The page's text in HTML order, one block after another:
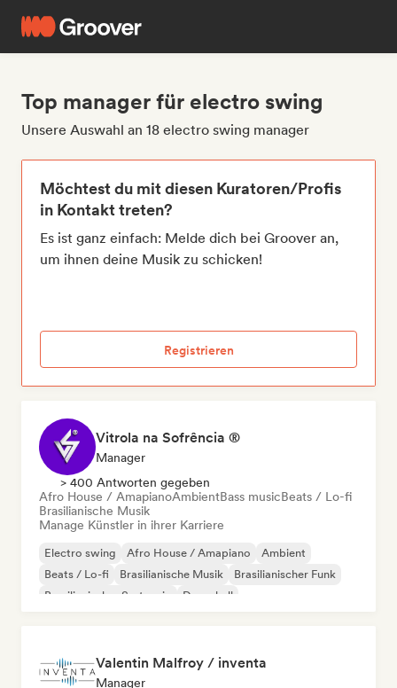
Top manager für electro swing
Unsere Auswahl an 18 electro swing manager
Möchtest du mit diesen Kuratoren/Profis
in Kontakt treten?
Es ist ganz einfach: Melde dich bei Groover an,
um ihnen deine Musik zu schicken!
Registrieren
Vitrola na Sofrência ®
Manager
> 400 Antworten gegeben
Afro House / AmapianoAmbientBass musicBeats / Lo-fi
Brasilianische Musik
Manage Künstler in ihrer Karriere
Electro swing Afro House / Amapiano
Ambient
Beats / Lo-fi
Brasilianische Musik
Brasilianischer Funk
Brasilianischer Sertanejo
Dancehall
Valentin Malfroy / inventa
Manager